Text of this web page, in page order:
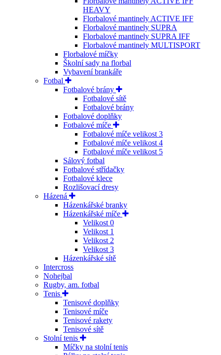
HEAVY
Florbalové mantinely ACTIVE IFF
Florbalové mantinely SUPRA
Florbalové mantinely SUPRA IFF
Florbalové mantinely MULTISPORT
Florbalové míčky
Školní sady na florbal
Vybavení brankáře
Fotbal
Fotbalové brány
Fotbalové sítě
Fotbalové brány
Fotbalové doplňky
Fotbalové míče
Fotbalové míče velikost 3
Fotbalové míče velikost 4
Fotbalové míče velikost 5
Sálový fotbal
Fotbalové střídačky
Fotbalové klece
Rozlišovací dresy
Házená
Házenkářské branky
Házenkářské míče
Velikost 0
Velikost 1
Velikost 2
Velikost 3
Házenkářské sítě
Intercross
Nohejbal
Rugby, am. fotbal
Tenis
Tenisové doplňky
Tenisové míče
Tenisové rakety
Tenisové sítě
Stolní tenis
Míčky na stolní tenis